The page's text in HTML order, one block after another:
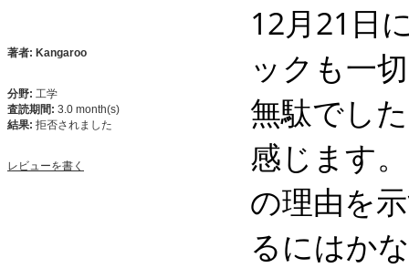
著者: Kangaroo
分野: 工学
査読期間: 3.0 month(s)
結果: 拒否されました
レビューを書く
12月21日
ックも一
無駄でし
感じます
の理由を
るにはか